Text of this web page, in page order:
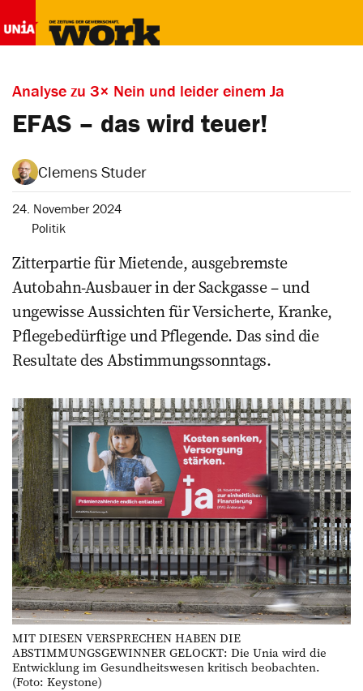
Analyse zu 3× Nein und leider einem Ja
EFAS – das wird teuer!
Clemens Studer
24. November 2024
Politik
Zitterpartie für Mietende, ausgebremste
Autobahn-Ausbauer in der Sackgasse – und
ungewisse Aussichten für Versicherte, Kranke,
Pflegebedürftige und Pflegende. Das sind die
Resultate des Abstimmungssonntags.
MIT DIESEN VERSPRECHEN HABEN DIE
ABSTIMMUNGSGEWINNER GELOCKT: Die Unia wird die
Entwicklung im Gesundheitswesen kritisch beobachten.
(Foto: Keystone)